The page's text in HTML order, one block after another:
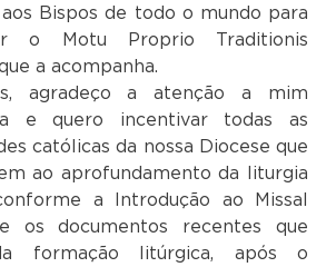
Bispos de todo o mundo para
o Motu Proprio Traditionis
a acompanha.
agradeço a atenção a mim
e quero incentivar todas as
católicas da nossa Diocese que
ao aprofundamento da liturgia
a Introdução ao Missal
os documentos recentes que
formação litúrgica, após o